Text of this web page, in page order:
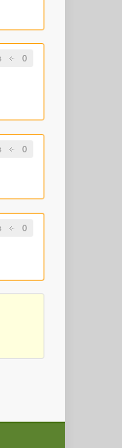
0
0
0